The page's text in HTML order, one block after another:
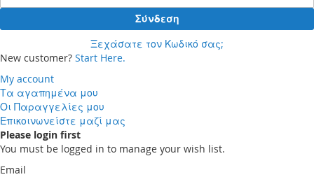
Σύνδεση
Ξεχάσατε τον Κωδικό σας;
New customer? Start Here.
My account
Τα αγαπημένα μου
Οι Παραγγελίες μου
Επικοινωνείστε μαζί μας
Please login first
You must be logged in to manage your wish list.
Email